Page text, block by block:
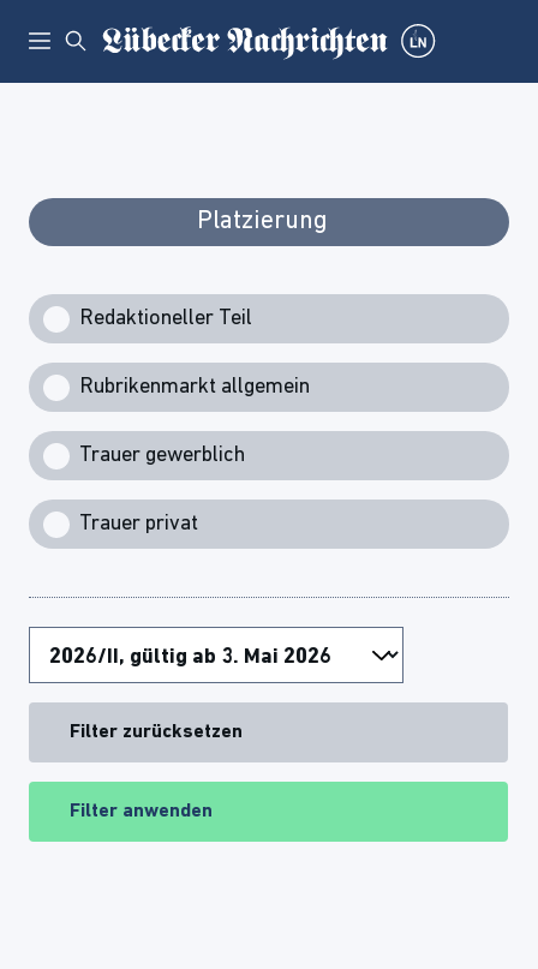
Platzierung
Redaktioneller Teil
Rubrikenmarkt allgemein
Trauer gewerblich
Trauer privat
Filter zurücksetzen
Filter anwenden